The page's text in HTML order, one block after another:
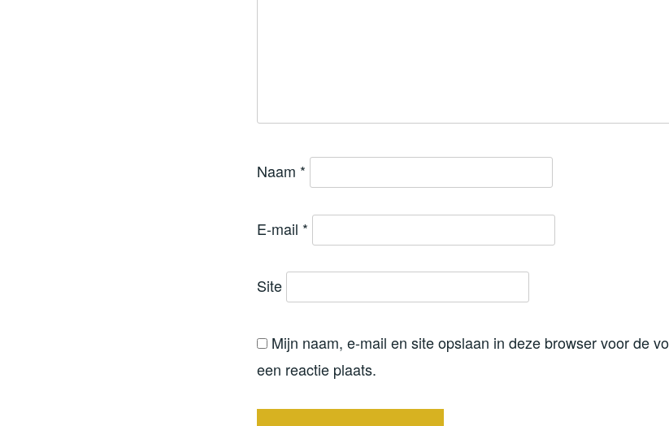
Naam *
E-mail *
Site
Mijn naam, e-mail en site opslaan in deze browser voor de
een reactie plaats.